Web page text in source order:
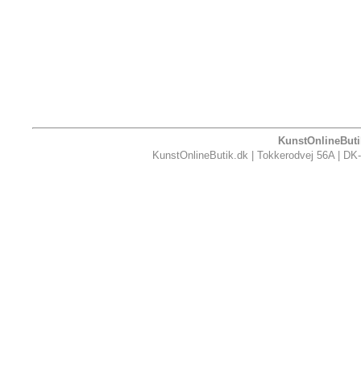
KunstOnlineButik.dk | Tokkerodvej 56A |